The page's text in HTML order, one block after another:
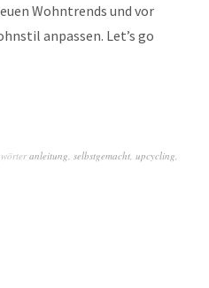
Wohntrends und vor
anpassen. Let’s go
anleitung selbstgemacht upcycling